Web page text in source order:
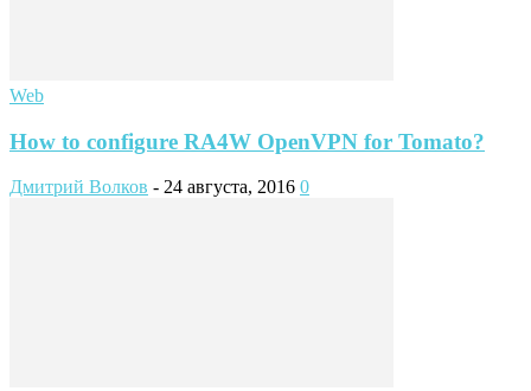
Web
How to configure RA4W OpenVPN for Tomato?
Дмитрий Волков - 24 августа, 2016 0